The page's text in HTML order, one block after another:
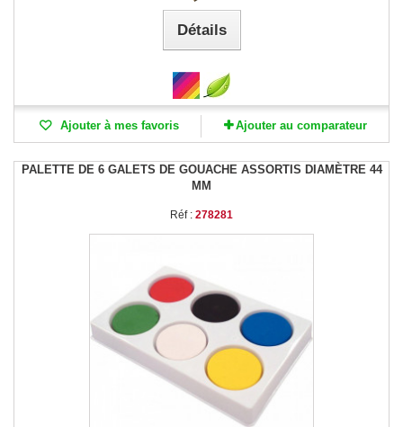
Détails
Ajouter à mes favoris Ajouter au comparateur
PALETTE DE 6 GALETS DE GOUACHE ASSORTIS DIAMÈTRE 44
MM
Réf : 278281